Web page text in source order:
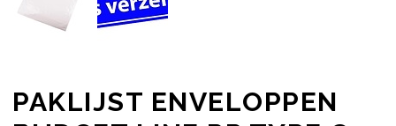
PAKLIJST ENVELOPPEN